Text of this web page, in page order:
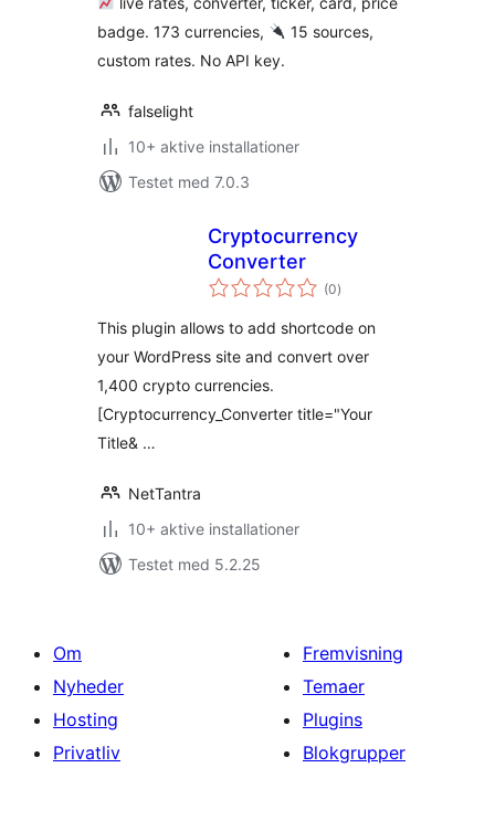
badge. 173 currencies,
15 sources,
custom rates. No API key.
falselight
10+ aktive installationer
Testet med 7.0.3
Cryptocurrency
Converter
(0totale
bedømmelser
)
This plugin allows to add shortcode on
your WordPress site and convert over
1,400 crypto currencies.
[Cryptocurrency_Converter title="Your
Title& …
NetTantra
10+ aktive installationer
Testet med 5.2.25
Om
Nyheder
Hosting
Privatliv
Fremvisning
Temaer
Plugins
Blokgrupper